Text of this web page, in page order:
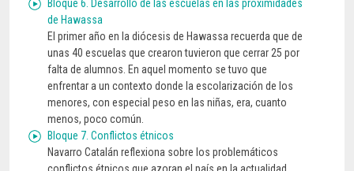
Bloque 6. Desarrollo de las escuelas en las proximidades
de Hawassa
El primer año en la diócesis de Hawassa recuerda que de
unas 40 escuelas que crearon tuvieron que cerrar 25 por
falta de alumnos. En aquel momento se tuvo que
enfrentar a un contexto donde la escolarización de los
menores, con especial peso en las niñas, era, cuanto
menos, poco común.
Bloque 7. Conflictos étnicos
Navarro Catalán reflexiona sobre los problemáticos